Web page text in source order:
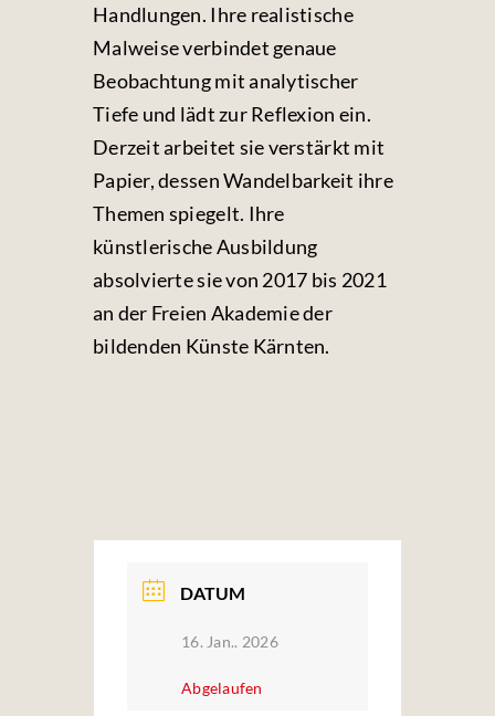
Handlungen. Ihre realistische
Malweise verbindet genaue
Beobachtung mit analytischer
Tiefe und lädt zur Reflexion ein.
Derzeit arbeitet sie verstärkt mit
Papier, dessen Wandelbarkeit ihre
Themen spiegelt. Ihre
künstlerische Ausbildung
absolvierte sie von 2017 bis 2021
an der Freien Akademie der
bildenden Künste Kärnten.
DATUM
16. Jan.. 2026
Abgelaufen